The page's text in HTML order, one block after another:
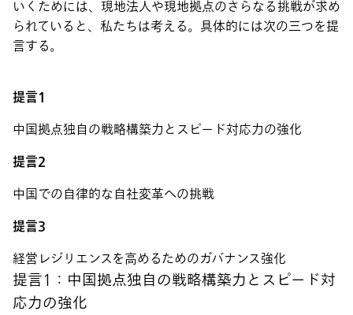
いくためには、現地法人や現地拠点のさらなる挑戦が求め
られていると、私たちは考える。具体的には次の三つを提
言する。
提言1
中国拠点独自の戦略構築力とスピード対応力の強化
提言2
中国での自律的な自社変革への挑戦
提言3
経営レジリエンスを高めるためのガバナンス強化
提言1：中国拠点独自の戦略構築力とスピード対
応力の強化